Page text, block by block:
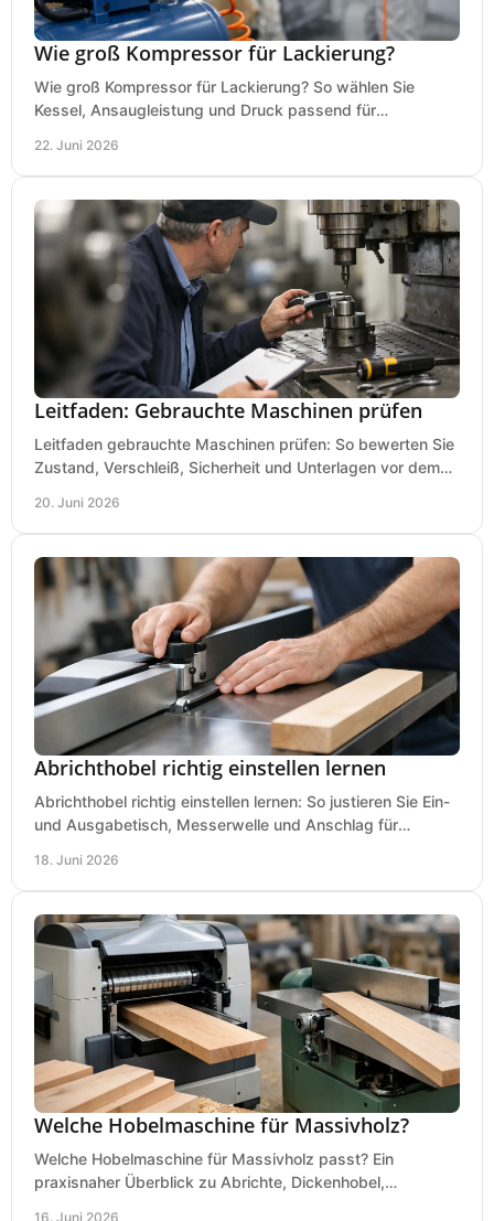
Wie groß Kompressor für Lackierung?
Wie groß Kompressor für Lackierung? So wählen Sie
Kessel, Ansaugleistung und Druck passend für
22. Juni 2026
Leitfaden: Gebrauchte Maschinen prüfen
Leitfaden gebrauchte Maschinen prüfen: So bewerten Sie
Zustand, Verschleiß, Sicherheit und Unterlagen vor dem
20. Juni 2026
Abrichthobel richtig einstellen lernen
Abrichthobel richtig einstellen lernen: So justieren Sie Ein-
und Ausgabetisch, Messerwelle und Anschlag für
18. Juni 2026
Welche Hobelmaschine für Massivholz?
Welche Hobelmaschine für Massivholz passt? Ein
praxisnaher Überblick zu Abrichte, Dickenhobel,
16. Juni 2026